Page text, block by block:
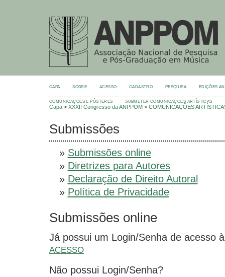
CAPA SOBRE ACESSO CADASTRO PESQUISA EDIÇÕES
COMUNICAÇÕES E PÔSTERES SUBMETER COMUNICAÇÕES ARTÍSTICAS
Capa > XXXII Congresso da ANPPOM > COMUNICAÇÕES
Submissões
» Submissões online
» Diretrizes para Autores
» Declaração de Direito Autoral
» Política de Privacidade
Submissões online
Já possui um Login/Senha de acesso
ACESSO
Não possui Login/Senha?